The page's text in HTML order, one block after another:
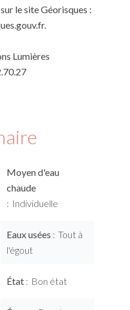
le site Géorisques :
Lumières
Moyen d'eau
chaude
Individuelle
Eaux usées
Tout à
l'égout
État Bon état